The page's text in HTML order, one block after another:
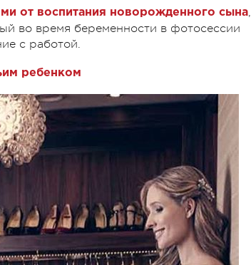
от воспитания новорожденного сына,
во время беременности в фотосессии
с работой.
ребенком